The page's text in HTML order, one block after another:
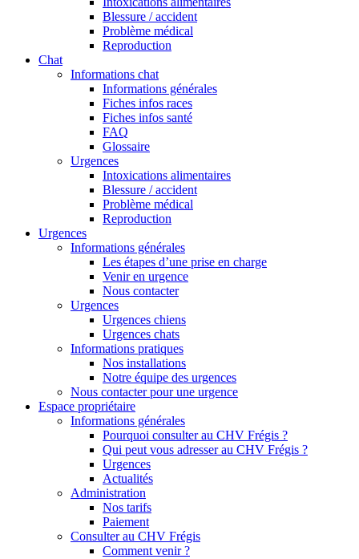
Blessure / accident
Problème médical
Reproduction
Chat
Informations chat
Informations générales
Fiches infos races
Fiches infos santé
FAQ
Glossaire
Urgences
Intoxications alimentaires
Blessure / accident
Problème médical
Reproduction
Urgences
Informations générales
Les étapes d’une prise en charge
Venir en urgence
Nous contacter
Urgences
Urgences chiens
Urgences chats
Informations pratiques
Nos installations
Notre équipe des urgences
Nous contacter pour une urgence
Espace propriétaire
Informations générales
Pourquoi consulter au CHV Frégis ?
Qui peut vous adresser au CHV Frégis ?
Urgences
Actualités
Administration
Nos tarifs
Paiement
Consulter au CHV Frégis
Comment venir ?